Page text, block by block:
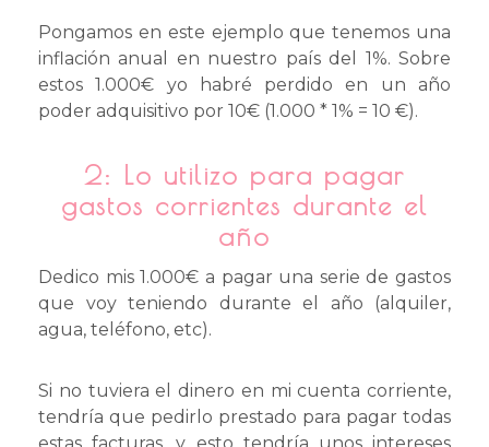
Pongamos en este ejemplo que tenemos una
inflación anual en nuestro país del 1%. Sobre
estos 1.000€ yo habré perdido en un año
poder adquisitivo por 10€ (1.000 * 1% = 10 €).
2:
Lo utilizo para pagar
gastos corrientes durante el
año
Dedico mis 1.000€ a pagar una serie de gastos
que voy teniendo durante el año (alquiler,
agua, teléfono, etc).
Si no tuviera el dinero en mi cuenta corriente,
tendría que pedirlo prestado para pagar todas